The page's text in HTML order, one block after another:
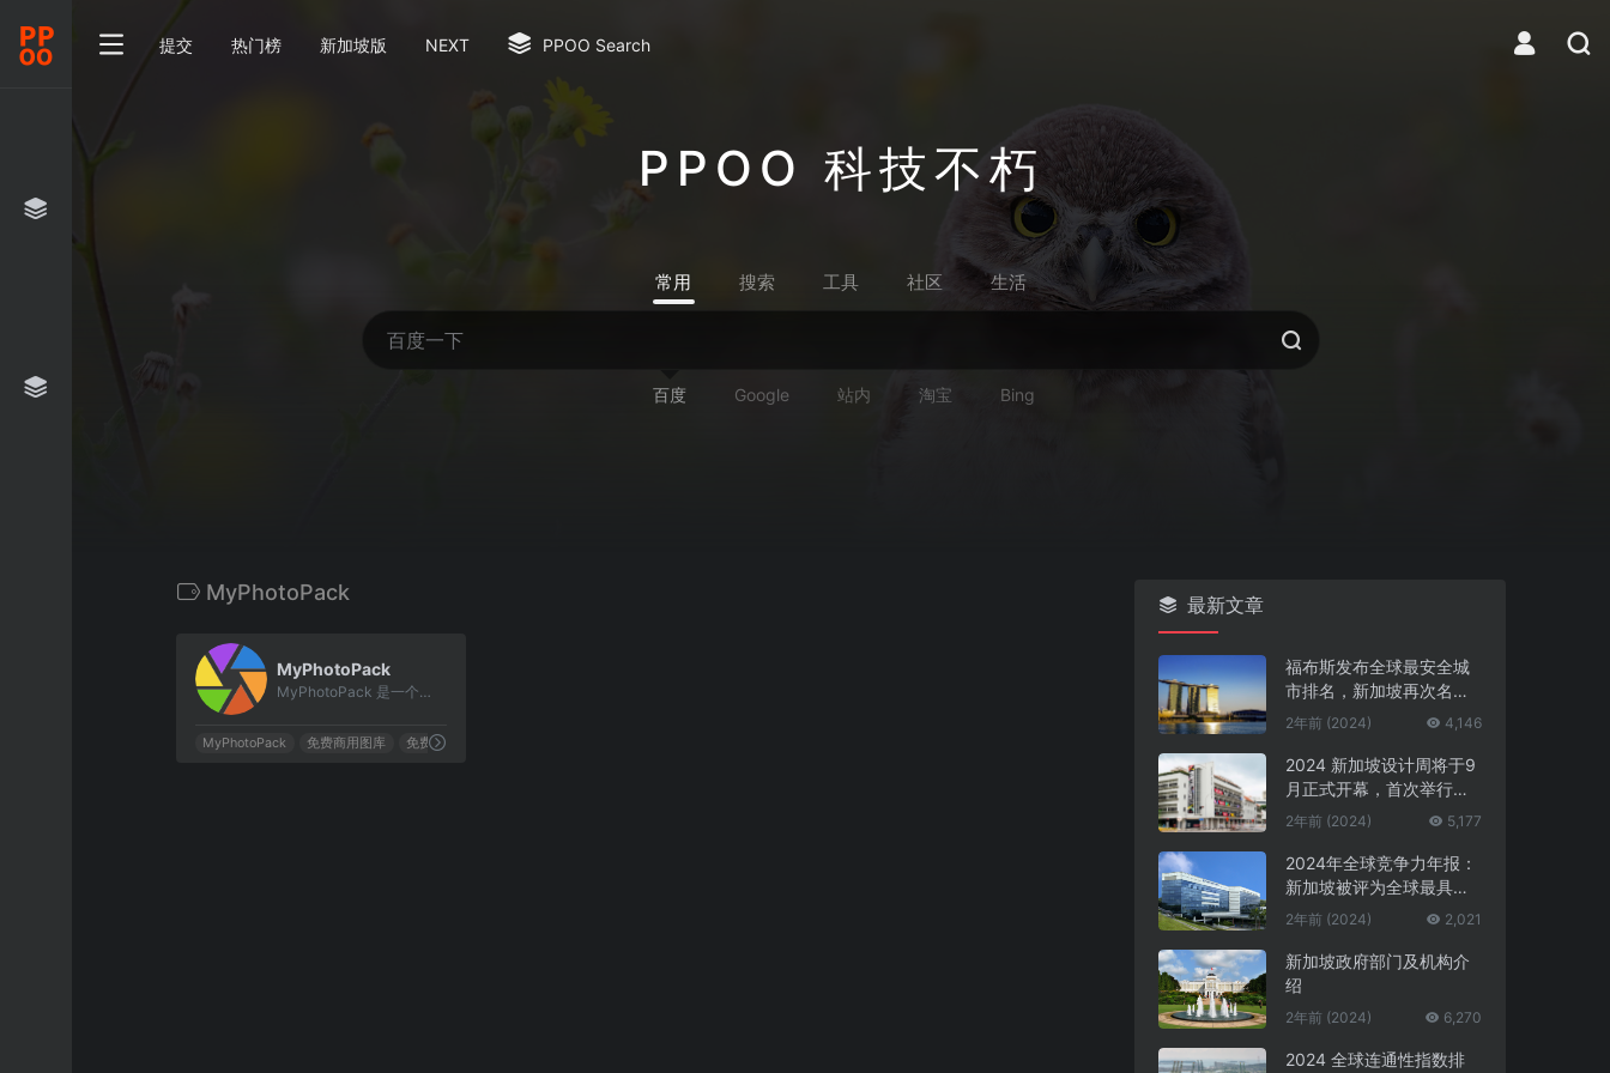
提交 热门榜 新加坡版 NEXT PPOO Search
PPOO 科技不朽
常用 搜索 工具 社区 生活
百度 Google 站内 淘宝 Bing
MyPhotoPack
MyPhotoPack
MyPhotoPack 是一个可以免费下载和使用的图库，拥有超过100万张图片。
MyPhotoPack 免费商用图库 免费图库
最新文章
福布斯发布全球最安全城
市排名，新加坡再次名列
第一
2年前 (2024) 4,146
2024 新加坡设计周将于9
月正式开幕，首次举行中
新设计对话
2年前 (2024) 5,177
2024年全球竞争力年报：
新加坡被评为全球最具竞
争力的国家第一名
2年前 (2024) 2,021
新加坡政府部门及机构介
绍
2年前 (2024) 6,270
2024 全球连通性指数排